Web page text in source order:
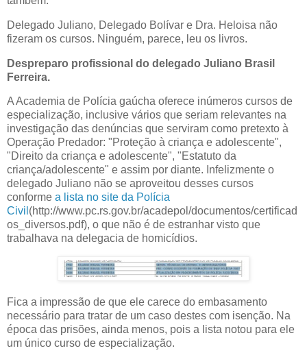
Delegado Juliano, Delegado Bolívar e Dra. Heloisa não
fizeram os cursos. Ninguém, parece, leu os livros.
Despreparo profissional do delegado Juliano Brasil
Ferreira.
A Academia de Polícia gaúcha oferece inúmeros cursos de
especialização, inclusive vários que seriam relevantes na
investigação das denúncias que serviram como pretexto à
Operação Predador: "Proteção à criança e adolescente",
"Direito da criança e adolescente", "Estatuto da
criança/adolescente" e assim por diante. Infelizmente o
delegado Juliano não se aproveitou desses cursos
conforme a lista no site da Polícia
Civil (http://www.pc.rs.gov.br/acadepol/documentos/certificad
os_diversos.pdf), o que não é de estranhar visto que
trabalhava na delegacia de homicídios.
Fica a impressão de que ele carece do embasamento
necessário para tratar de um caso destes com isenção. Na
época das prisões, ainda menos, pois a lista notou para ele
um único curso de especialização.